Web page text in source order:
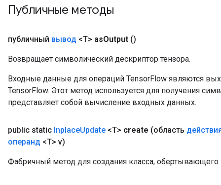
Публичные методы
публичный вывод <T> asOutput ()
Возвращает символический дескриптор тензора.
Входные данные для операций TensorFlow являются
TensorFlow. Этот метод используется для получения
представляет собой вычисление входных данных.
public static InplaceUpdate <T> create (область
операнд <T> v)
Фабричный метод для создания класса,